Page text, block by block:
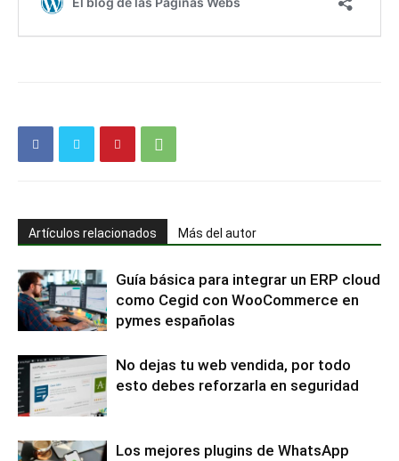
Artículos relacionados Más del autor
Guía básica para integrar un ERP cloud
como Cegid con WooCommerce en
pymes españolas
No dejas tu web vendida, por todo
esto debes reforzarla en seguridad
Los mejores plugins de WhatsApp